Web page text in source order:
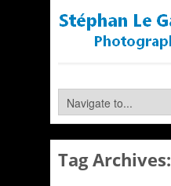
Tag Archives: